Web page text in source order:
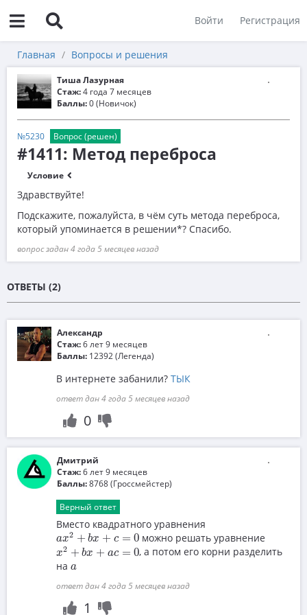
Войти Регистрация
Главная Вопросы и решения
Тиша Лазурная
Стаж:4 года 7 месяцев
Баллы:0 (Новичок)
№5230 Вопрос (решен)
#1411: Метод переброса
Условие
Здравствуйте!
Подскажите, пожалуйста, в чём суть метода переброса,
который упоминается в решении*? Спасибо.
вопрос задан 4 года 5 месяцев назад
ОТВЕТЫ (2)
Александр
Стаж:6 лет 9 месяцев
Баллы: 12392 (Легенда)
В интернете забанили? ТЫК
ответ дан 4 года 5 месяцев назад
0
Дмитрий
Стаж:6 лет 9 месяцев
Баллы:8768 (Гроссмейстер)
Верный ответ
Вместо квадратного уравнения
ax2 + bx + c = 0
ax2+bx+c=0 можно решать уравнение
x2 + bx + ac = 0
x2 + bx+a c =0
, а потом его корни разделить
на a
a
ответ дан 4 года 5 месяцев назад
1